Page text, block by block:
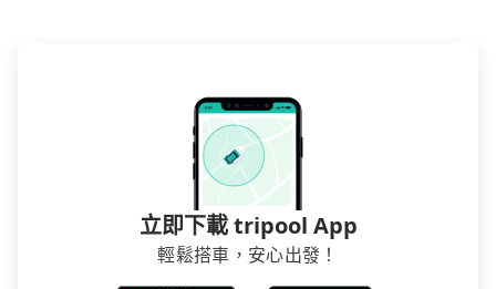
立即下載 tripool App
輕鬆搭車，安心出發！